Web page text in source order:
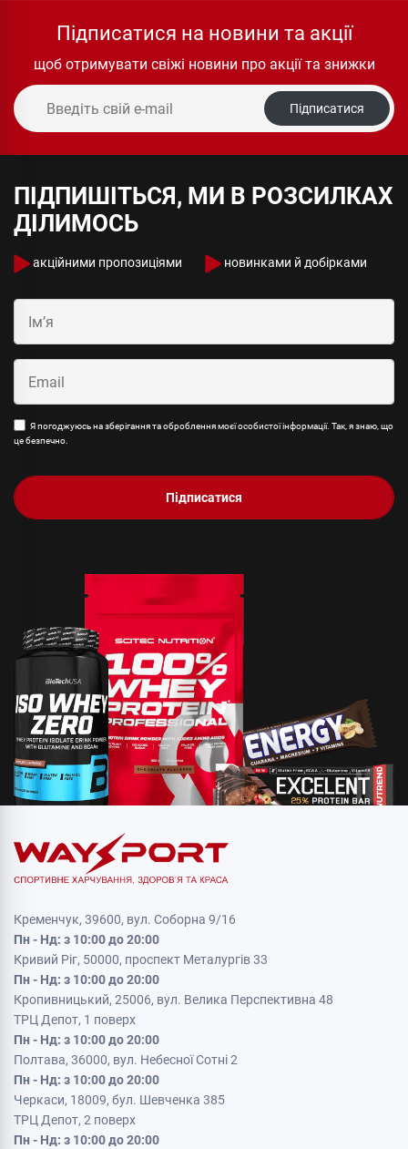
Підписатися на новини та акції
щоб отримувати свіжі новини про акції та знижки
Підписатися
ПІДПИШІТЬСЯ, МИ В РОЗСИЛКАХ
ДІЛИМОСЬ
акційними пропозиціями новинками й добірками
Я погоджуюсь на зберігання та оброблення моєї особистої інформації. Так, я знаю, що
це безпечно.
Підписатися
Кременчук, 39600, вул. Соборна 9/16
Пн - Нд: з 10:00 до 20:00
Кривий Ріг, 50000, проспект Металургів 33
Пн - Нд: з 10:00 до 20:00
Кропивницький, 25006, вул. Велика Перспективна 48
ТРЦ Депот, 1 поверх
Пн - Нд: з 10:00 до 20:00
Полтава, 36000, вул. Небесної Сотні 2
Пн - Нд: з 10:00 до 20:00
Черкаси, 18009, бул. Шевченка 385
ТРЦ Депот, 2 поверх
Пн - Нд: з 10:00 до 20:00